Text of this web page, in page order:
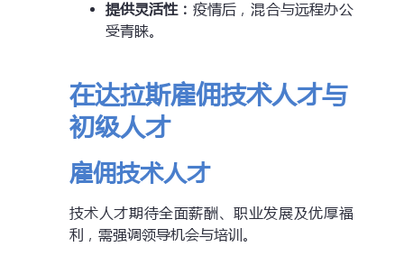
提供灵活性： 疫情后，混合与远程办公
受青睐。
在达拉斯雇佣技术人才与
初级人才
雇佣技术人才
技术人才期待全面薪酬、职业发展及优厚福
利，需强调领导机会与培训。